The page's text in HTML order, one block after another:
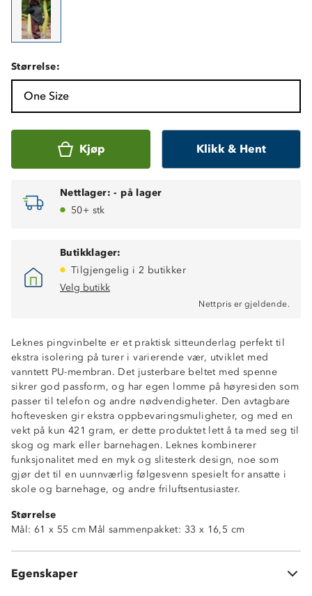
Størrelse:
One Size
Kjøp Klikk & Hent
Nettlager: - på lager
50+ stk
Butikklager:
Tilgjengelig i 2 butikker
Velg butikk
Nettpris er gjeldende.
Leknes pingvinbelte er et praktisk sitteunderlag perfekt til
ekstra isolering på turer i varierende vær, utviklet med
vanntett PU-membran. Det justerbare beltet med spenne
sikrer god passform, og har egen lomme på høyresiden som
passer til telefon og andre nødvendigheter. Den avtagbare
hoftevesken gir ekstra oppbevaringsmuligheter, og med en
vekt på kun 421 gram, er dette produktet lett å ta med seg til
skog og mark eller barnehagen. Leknes kombinerer
funksjonalitet med en myk og slitesterk design, noe som
gjør det til en uunnværlig følgesvenn spesielt for ansatte i
skole og barnehage, og andre friluftsentusiaster.
Størrelse
Mål: 61 x 55 cm Mål sammenpakket: 33 x 16,5 cm
Egenskaper
Isolerende
Vanntett (2 000mm vannsøyle)
PU-membran
Justerbart belte med spenne
Refleksdetaljer
Pakkpose medfølger